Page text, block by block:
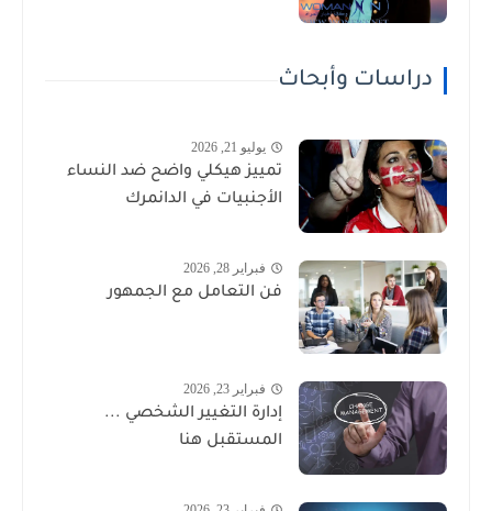
دراسات وأبحاث
يوليو 21, 2026
تمييز هيكلي واضح ضد النساء
الأجنبيات في الدانمرك
فبراير 28, 2026
فن التعامل مع الجمهور
فبراير 23, 2026
إدارة التغيير الشخصي ...
المستقبل هنا